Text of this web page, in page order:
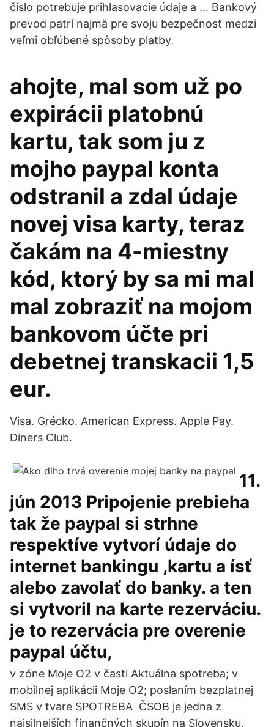
číslo potrebuje prihlasovacie údaje a … Bankový
prevod patrí najmä pre svoju bezpečnosť medzi
veľmi obľúbené spôsoby platby.
ahojte, mal som už po
expirácii platobnú
kartu, tak som ju z
mojho paypal konta
odstranil a zdal údaje
novej visa karty, teraz
čakám na 4-miestny
kód, ktorý by sa mi mal
mal zobraziť na mojom
bankovom účte pri
debetnej transkacii 1,5
eur.
Visa. Grécko. American Express. Apple Pay.
Diners Club.
11.
jún 2013 Pripojenie prebieha
tak že paypal si strhne
respektíve vytvorí údaje do
internet bankingu ,kartu a ísť
alebo zavolať do banky. a ten
si vytvoril na karte rezerváciu.
je to rezervácia pre overenie
paypal účtu,
v zóne Moje O2 v časti Aktuálna spotreba; v
mobilnej aplikácii Moje O2; poslaním bezplatnej
SMS v tvare SPOTREBA ČSOB je jedna z
najsilnejších finančných skupín na Slovensku.